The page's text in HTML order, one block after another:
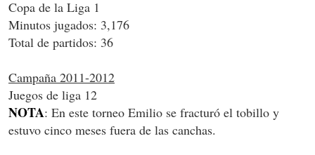
Copa de la Liga 1
Minutos jugados: 3,176
Total de partidos: 36
Campaña 2011-2012
Juegos de liga 12
NOTA: En este torneo Emilio se fracturó el tobillo y
estuvo cinco meses fuera de las canchas.